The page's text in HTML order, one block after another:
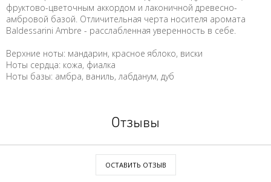
фруктово-цветочным аккордом и лаконичной древесно-
амбровой базой. Отличительная черта носителя аромата
Baldessarini Ambre - расслабленная уверенность в себе.
Верхние ноты: мандарин, красное яблоко, виски
Ноты сердца: кожа, фиалка
Ноты базы: амбра, ваниль, лабданум, дуб
Отзывы
ОСТАВИТЬ ОТЗЫВ